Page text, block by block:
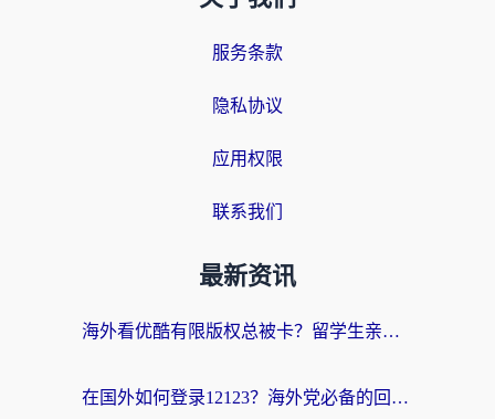
服务条款
隐私协议
应用权限
联系我们
最新资讯
海外看优酷有限版权总被卡？留学生亲测有效的回国加速器选择指南
在国外如何登录12123？海外党必备的回国加速实用指南